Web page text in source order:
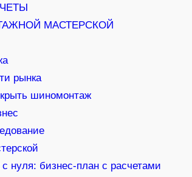
МАСТЕРСКОЙ
рынка
шиномонтаж
нуля: бизнес-план с расчетами